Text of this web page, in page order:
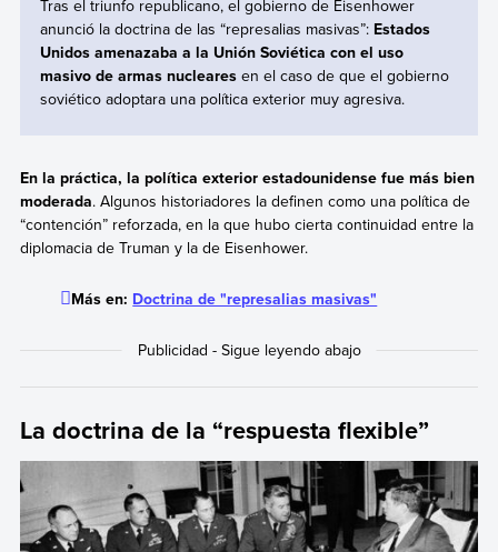
Tras el triunfo republicano, el gobierno de Eisenhower
anunció la doctrina de las “represalias masivas”: Estados
Unidos amenazaba a la Unión Soviética con el uso
masivo de armas nucleares en el caso de que el gobierno
soviético adoptara una política exterior muy agresiva.
En la práctica, la política exterior estadounidense fue más bien
moderada. Algunos historiadores la definen como una política de
“contención” reforzada, en la que hubo cierta continuidad entre la
diplomacia de Truman y la de Eisenhower.
Más en: Doctrina de "represalias masivas"
La doctrina de la “respuesta flexible”